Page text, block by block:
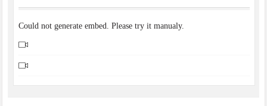
Could not generate embed. Please try it manualy.